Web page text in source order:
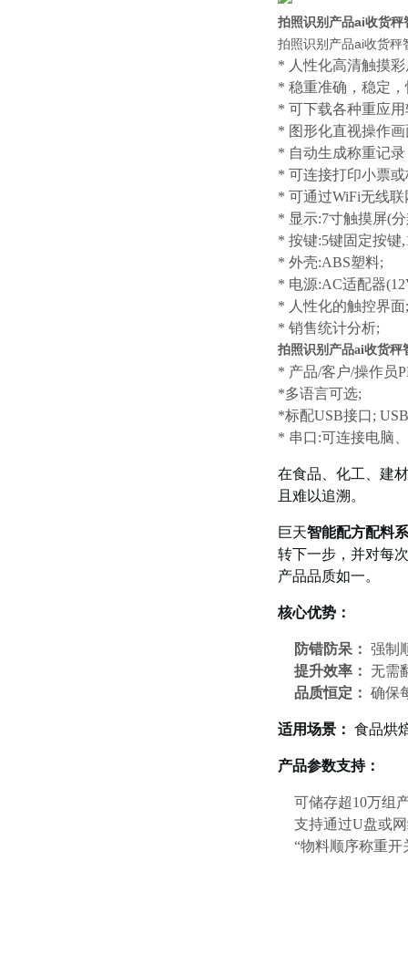
拍照识别产品ai收货秤
拍照识别产品ai收货秤
* 人性化高清触摸
* 稳重准确，稳定
* 可下载各种重应
* 图形化直视操作
* 自动生成称重记
* 可连接打印小票
* 可通过WiFi无线
* 显示:7寸触摸屏(
* 按键:5键固定按键
* 外壳:ABS塑料;
* 电源:AC适配器
* 人性化的触控界面;
* 销售统计分析;
拍照识别产品ai收货秤
* 产品/客户/操作员
*多语言可选;
*标配USB接口;
* 串口:可连接电脑
在食品、化工、建
且难以追溯。
巨天智能配方配料
转下一步，并对每
产品品质如一。
核心优势：
防错防呆： 强制
提升效率： 无需
品质恒定： 确保
适用场景： 食品烘
产品参数支持：
可储存超10万组
支持通过U盘或
“物料顺序称重